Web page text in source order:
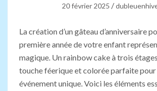
20 février 2025 /
La création d’un gâteau d’anniversaire
première année de votre enfant
magique. Un rainbow cake à trois
touche féerique et colorée parfaite
événement unique. Voici les éléments